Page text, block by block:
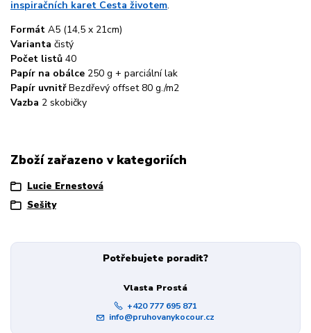
inspiračních karet Cesta životem.
Formát A5 (14,5 x 21cm)
Varianta čistý
Počet listů 40
Papír na obálce 250 g + parciální lak
Papír uvnitřBezdřevý offset 80 g./m2
Vazba 2 skobičky
Zboží zařazeno v kategoriích
Lucie Ernestová
Sešity
Potřebujete poradit?
Vlasta Prostá
+420 777 695 871
info@pruhovanykocour.cz